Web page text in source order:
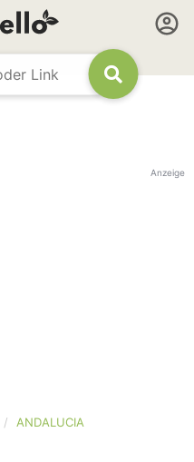
Anzeige
ANDALUCIA